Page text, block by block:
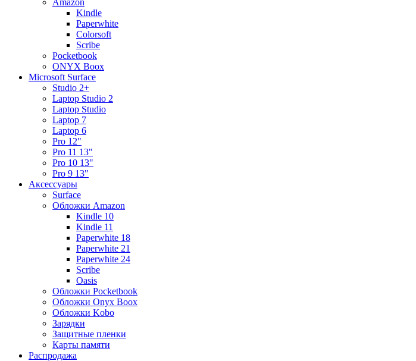
Kindle
Paperwhite
Colorsoft
Scribe
Pocketbook
ONYX Boox
Microsoft Surface
Studio 2+
Laptop Studio 2
Laptop Studio
Laptop 7
Laptop 6
Pro 12"
Pro 11 13"
Pro 10 13"
Pro 9 13"
Аксессуары
Surface
Обложки Amazon
Kindle 10
Kindle 11
Paperwhite 18
Paperwhite 21
Paperwhite 24
Scribe
Oasis
Обложки Pocketbook
Обложки Onyx Boox
Обложки Kobo
Зарядки
Защитные пленки
Карты памяти
Распродажа